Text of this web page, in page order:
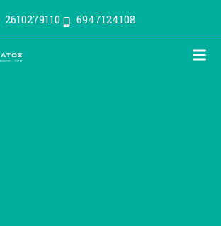
2610279110 6947124108